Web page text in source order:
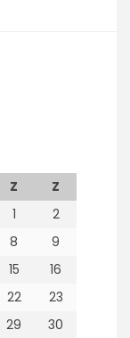
Z
Z
1
2
8
9
15
16
22
23
29
30